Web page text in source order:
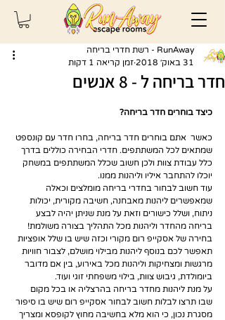
חדר בריחה ל - 8 אנשים
RunAway - רשת חדרי בריחה
31 באוק׳ 2018
זמן קריאה 1 דקות
כיצד בוחרים חדר בריחה?
כאשר  אתם בוחרים חדר בריחה, בחרו חדר עם קונספט
שמתאים לכל המשתתפים. חדרי הבחירה כוללים בדרך
כלל עבודת צוות ולכן חשוב שכלל המשתתפים במשחק
יוכלו להתחבר איליו וליהנות ממנו.
עוד חשוב לבחור בחדרי בריחה מומלצים וכאלה
שמאפשרים ליהנות מאבחנה, חשיבה מקורית, יכולות
ניתוח, ושלל כישורים וזאת על מנת שניתן יהיה לבצע
בריחה מהחדר וליהנות מכל התהליך בצורה משולמת!
בחירה של אסקייפ רום מקורי וכזה שיש בו שלל אופציות
תאפשר לכם בנוסף ליהנות מבילוי מושלם, לצבור חוויות
מרגשות ומצחיקות וליהנות מכל באירוע, בין אם מדובר
ביומולדת, גיבוש צוות, בילוי משפחתי זוגי ועוד.
על מנת ליהנות מחדר בריחה בהרצליה או בכל מקום
שבו תרצו לבלות חשוב לבחור אסקייפ רום שיש בו סיפור
מסגרת נכון, כי הוא מלא בחשיבה מחוץ לקופסא ומצריך